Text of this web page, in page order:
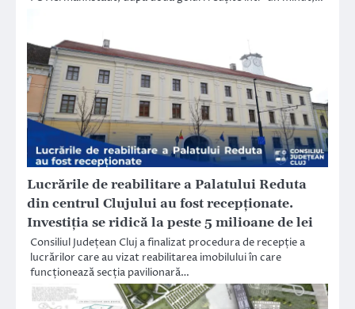
Lucrările de reabilitare a Palatului Reduta
din centrul Clujului au fost recepționate.
Investiția se ridică la peste 5 milioane de lei
Consiliul Județean Cluj a finalizat procedura de recepție a
lucrărilor care au vizat reabilitarea imobilului în care
funcționează secția pavilionară…